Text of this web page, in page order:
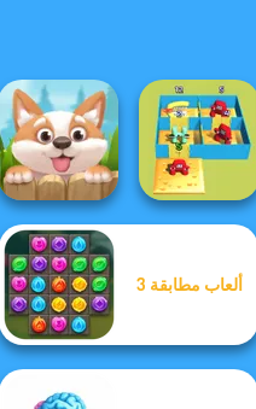
Puppy Blast
Alphabet Lore
ألعاب مطابقة 3